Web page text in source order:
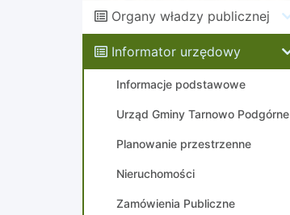
Organy władzy publicznej
Informator urzędowy
Informacje podstawowe
Urząd Gminy Tarnowo Podgórne
Planowanie przestrzenne
Nieruchomości
Zamówienia Publiczne